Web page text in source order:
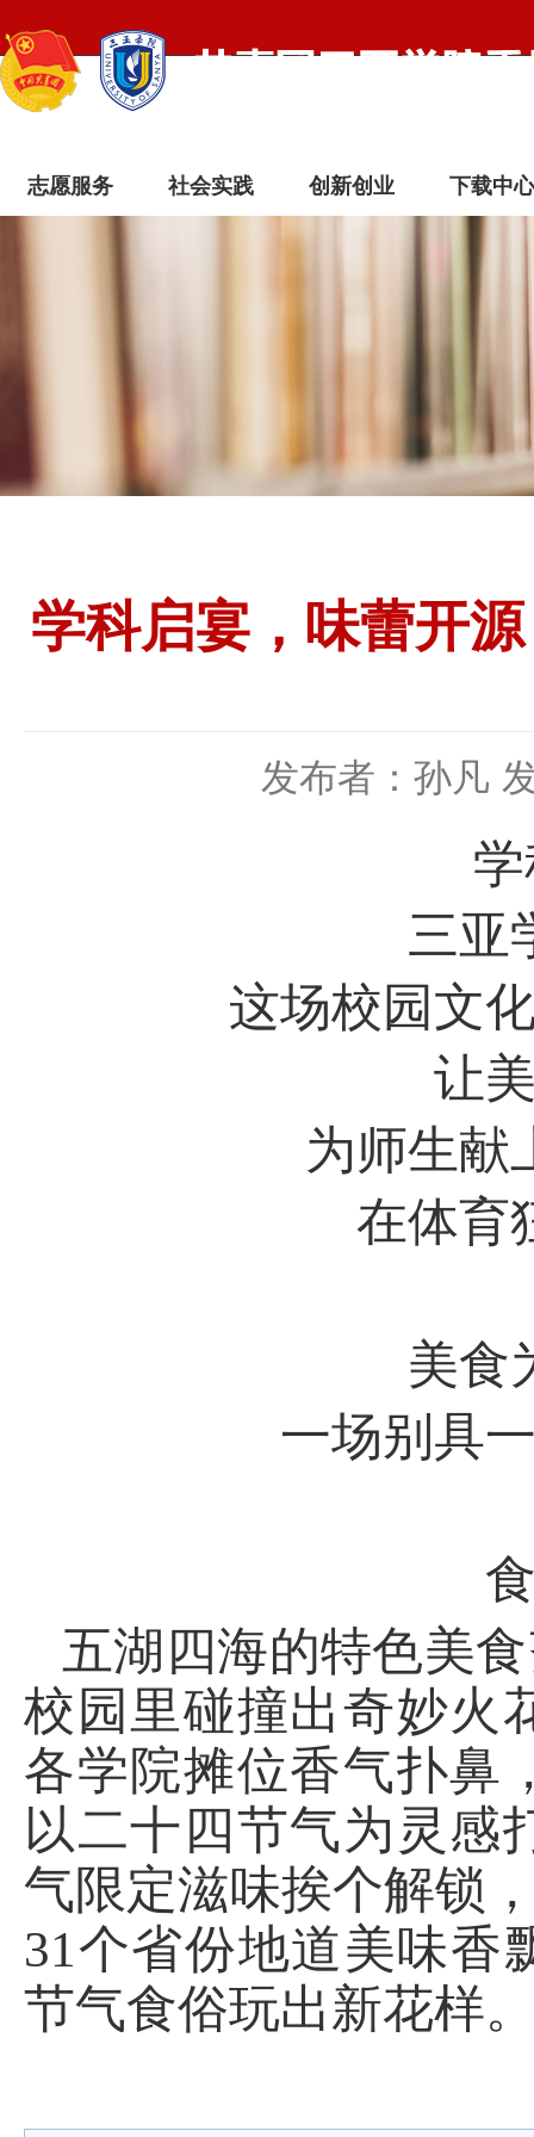
志愿服务 社会实践 创新创业 下载中心
学科启宴，味蕾开
发布者：孙凡
三亚
这场校园文
让
为师生献
在体育
美食
一场别具
五湖四海的特色美
校园里碰撞出奇妙火
各学院摊位香气扑鼻
以二十四节气为灵感
气限定滋味挨个解锁
31个省份地道美味香
节气食俗玩出新花样